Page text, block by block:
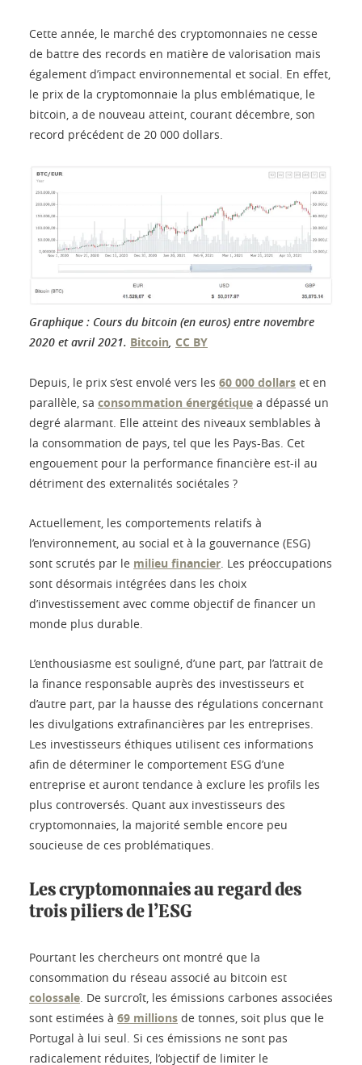
Cette année, le marché des cryptomonnaies ne cesse
de battre des records en matière de valorisation mais
également d’impact environnemental et social. En effet,
le prix de la cryptomonnaie la plus emblématique, le
bitcoin, a de nouveau atteint, courant décembre, son
record précédent de 20 000 dollars.
Graphique : Cours du bitcoin (en euros) entre novembre
2020 et avril 2021. Bitcoin, CC BY
Depuis, le prix s’est envolé vers les 60 000 dollars et en
parallèle, sa consommation énergétique a dépassé un
degré alarmant. Elle atteint des niveaux semblables à
la consommation de pays, tel que les Pays-Bas. Cet
engouement pour la performance financière est-il au
détriment des externalités sociétales ?
Actuellement, les comportements relatifs à
l’environnement, au social et à la gouvernance (ESG)
sont scrutés par le milieu financier. Les préoccupations
sont désormais intégrées dans les choix
d’investissement avec comme objectif de financer un
monde plus durable.
L’enthousiasme est souligné, d’une part, par l’attrait de
la finance responsable auprès des investisseurs et
d’autre part, par la hausse des régulations concernant
les divulgations extrafinancières par les entreprises.
Les investisseurs éthiques utilisent ces informations
afin de déterminer le comportement ESG d’une
entreprise et auront tendance à exclure les profils les
plus controversés. Quant aux investisseurs des
cryptomonnaies, la majorité semble encore peu
soucieuse de ces problématiques.
Les cryptomonnaies au regard des
trois piliers de l’ESG
Pourtant les chercheurs ont montré que la
consommation du réseau associé au bitcoin est
colossale. De surcroît, les émissions carbones associées
sont estimées à 69 millions de tonnes, soit plus que le
Portugal à lui seul. Si ces émissions ne sont pas
radicalement réduites, l’objectif de limiter le